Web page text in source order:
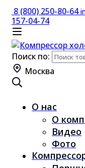
8 (800) 250-80-64
157-04-74
Поиск по:
Москва
О нас
О
Видео
Фото